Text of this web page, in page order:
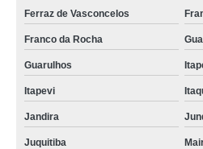
Ferraz de Vasconcelos
Franco da Rocha
Guarulhos
Itapevi
Jandira
Juquitiba